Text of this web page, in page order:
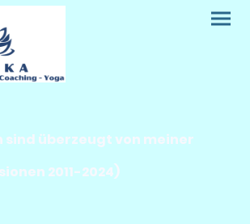
sind überzeugt von meiner
2011-2024)